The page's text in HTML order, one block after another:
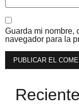
Guarda mi nombre,
navegador para la